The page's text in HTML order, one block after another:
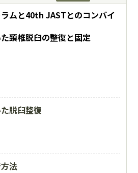
ムと40th JASTとのコンバイ
頚椎脱臼の整復と固定
脱臼整復
法